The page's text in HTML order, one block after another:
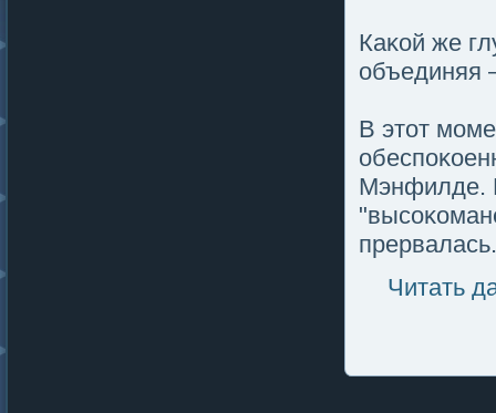
Каκой же
объединяя
В этот
Мэнфилде.
прервалась.
Читать